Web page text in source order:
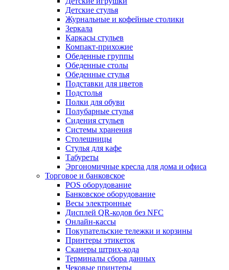
Детские стулья
Журнальные и кофейные столики
Зеркала
Каркасы стульев
Компакт-прихожие
Обеденные группы
Обеденные столы
Обеденные стулья
Подставки для цветов
Подстолья
Полки для обуви
Полубарные стулья
Сидения стульев
Системы хранения
Столешницы
Стулья для кафе
Табуреты
Эргономичные кресла для дома и офиса
Торговое и банковское
POS оборудование
Банковское оборудование
Весы электронные
Дисплей QR-кодов без NFC
Онлайн-кассы
Покупательские тележки и корзины
Принтеры этикеток
Сканеры штрих-кода
Терминалы сбора данных
Чековые принтеры